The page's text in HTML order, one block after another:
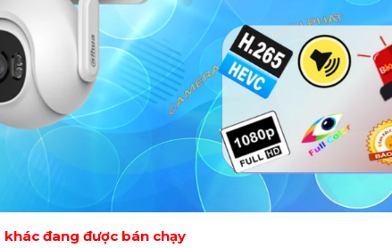
đang được bán chạy